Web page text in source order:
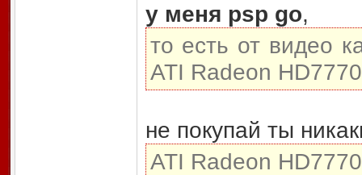
у меня psp go,
то есть от видео
ATI Radeon
не покупай ты
ATI Radeon HD7770